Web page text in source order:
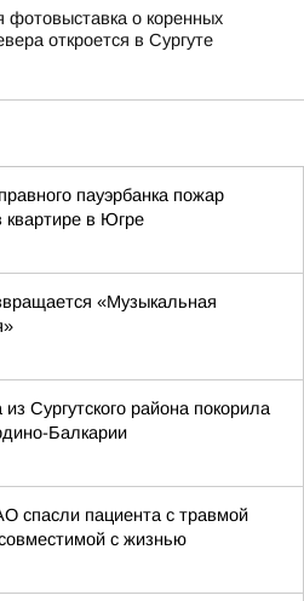
фотовыставка о коренных
откроется в Сургуте
пауэрбанка пожар
квартире в Югре
«Музыкальная
Сургутского района покорила
Балкарии
спасли пациента с травмой
с жизнью